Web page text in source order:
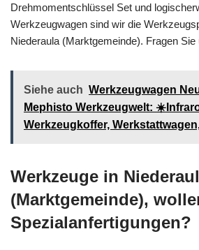
Drehmomentschlüssel Set und
Werkzeugwagen sind wir die
Niederaula (Marktgemeinde). Fragen Sie
Siehe auch Werkzeugwagen
Mephisto Werkzeugwelt:
Werkzeugkoffer,
Werkzeuge in
(Marktgemeinde),
Spezialanfertigungen?